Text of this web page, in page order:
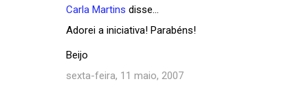
Carla Martins disse…
Adorei a iniciativa! Parabéns!
Beijo
sexta-feira, 11 maio, 2007